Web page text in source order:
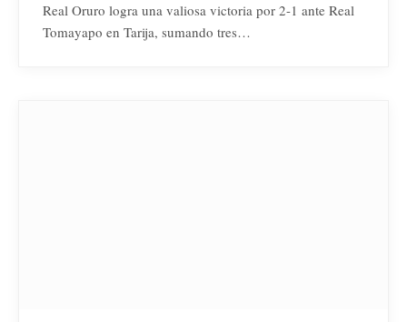
Real Oruro logra una valiosa victoria por 2-1 ante Real
Tomayapo en Tarija, sumando tres…